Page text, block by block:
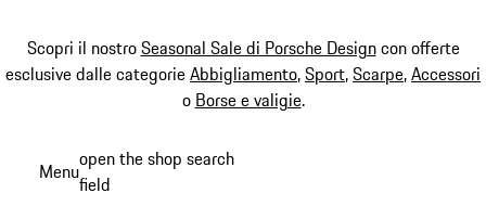
Scopri il nostroSeasonal Sale di Porsche Designcon offerte
esclusive dalle categorieAbbigliamento,Sport,Scarpe,Accessori
o Borse e valigie.
Menuopen the shop search
field